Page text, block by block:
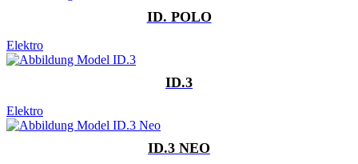
ID. POLO
Elektro
ID.3
Elektro
ID.3 NEO